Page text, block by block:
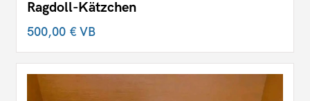
Ragdoll-Kätzchen
500,00 €VB